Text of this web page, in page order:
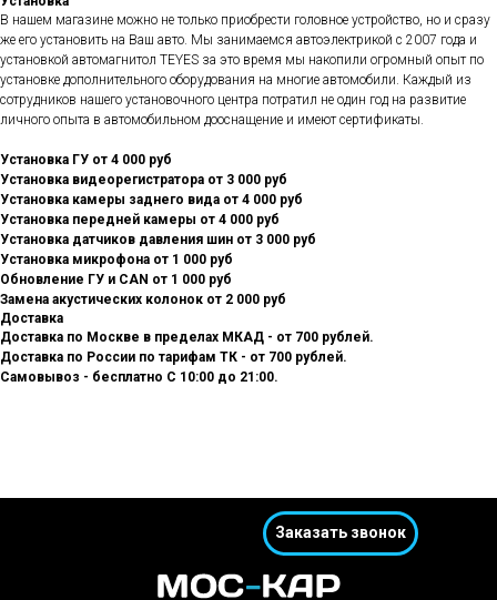
В нашем магазине можно не только приобрести головное устройство, но и сразу
же его установить на Ваш авто. Мы занимаемся автоэлектрикой с 2007 года и
установкой автомагнитол TEYES за это время мы накопили огромный опыт по
установке дополнительного оборудования на многие автомобили. Каждый из
сотрудников нашего установочного центра потратил не один год на развитие
личного опыта в автомобильном дооснащение и имеют сертификаты.
Установка ГУ от 4 000 руб
Установка видеорегистратора от 3 000 руб
Установка камеры заднего вида от 4 000 руб
Установка передней камеры от 4 000 руб
Установка датчиков давления шин от 3 000 руб
Установка микрофона от 1 000 руб
Обновление ГУ и CAN от 1 000 руб
Замена акустических колонок от 2 000 руб
Доставка
Доставка по Москве в пределах МКАД - от 700 рублей.
Доставка по России по тарифам ТК - от 700 рублей.
Самовывоз - бесплатно С 10:00 до 21:00.
Заказать звонок